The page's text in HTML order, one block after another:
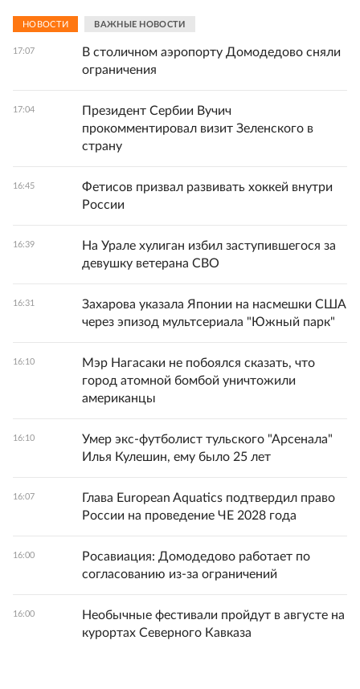
НОВОСТИ ВАЖНЫЕ НОВОСТИ
17:07
В столичном аэропорту Домодедово сняли
ограничения
17:04
Президент Сербии Вучич
прокомментировал визит Зеленского в
страну
16:45
Фетисов призвал развивать хоккей внутри
России
16:39
На Урале хулиган избил заступившегося за
девушку ветерана СВО
16:31
Захарова указала Японии на насмешки США
через эпизод мультсериала "Южный парк"
16:10
Мэр Нагасаки не побоялся сказать, что
город атомной бомбой уничтожили
американцы
16:10
Умер экс-футболист тульского "Арсенала"
Илья Кулешин, ему было 25 лет
16:07
Глава European Aquatics подтвердил право
России на проведение ЧЕ 2028 года
16:00
Росавиация: Домодедово работает по
согласованию из-за ограничений
16:00
Необычные фестивали пройдут в августе на
курортах Северного Кавказа